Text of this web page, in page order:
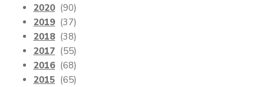
2020 (90)
2019 (37)
2018 (38)
2017 (55)
2016 (68)
2015 (65)